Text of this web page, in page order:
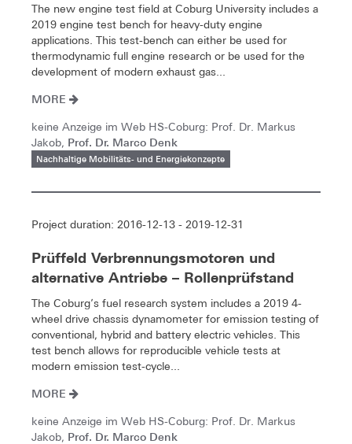
The new engine test field at Coburg University includes a
2019 engine test bench for heavy-duty engine
applications. This test-bench can either be used for
thermodynamic full engine research or be used for the
development of modern exhaust gas...
MORE
keine Anzeige im Web HS-Coburg: Prof. Dr. Markus
Jakob, Prof. Dr. Marco Denk
Nachhaltige Mobilitäts- und Energiekonzepte
Project duration: 2016-12-13 - 2019-12-31
Prüffeld Verbrennungsmotoren und
alternative Antriebe – Rollenprüfstand
The Coburg’s fuel research system includes a 2019 4-
wheel drive chassis dynamometer for emission testing of
conventional, hybrid and battery electric vehicles. This
test bench allows for reproducible vehicle tests at
modern emission test-cycle...
MORE
keine Anzeige im Web HS-Coburg: Prof. Dr. Markus
Jakob, Prof. Dr. Marco Denk